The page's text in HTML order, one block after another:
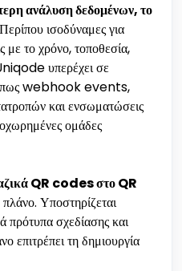
ανάλυση δεδομένων, το
Περίπου ισοδύναμες για
με το χρόνο, τοποθεσία,
υπερέχει σε
όπως webhook events,
και ενσωματώσεις
ομάδες
QR codes στο QR
Υποστηρίζεται
πρότυπα σχεδίασης και
επιτρέπει τη δημιουργία